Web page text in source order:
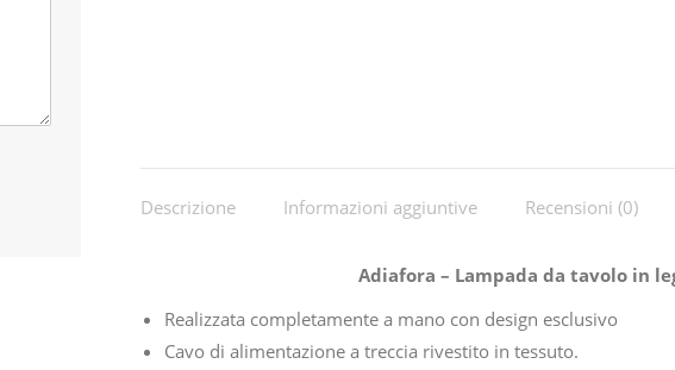
Descrizione Informazioni aggiuntive Recensioni (0)
Adiafora – Lampada da tavolo in
Realizzata completamente a mano con design esclusivo
Cavo di alimentazione a treccia rivestito in tessuto.